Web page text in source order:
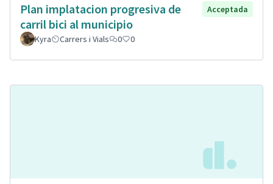
Plan implatacion progresiva de
carril bici al municipio
Acceptada
Kyra Carrers i Vials 0 0